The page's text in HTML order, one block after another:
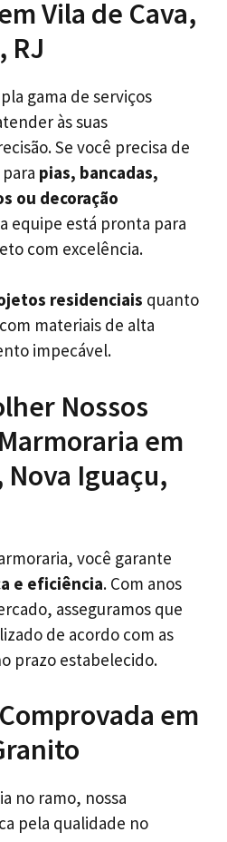
Vila de Cava,
RJ
gama de serviços
às suas
Se você precisa de
para pias, bancadas,
ou decoração
equipe está pronta para
com excelência.
residenciais quanto
materiais de alta
impecável.
Nossos
em
Nova Iguaçu,
você garante
e eficiência. Com anos
asseguramos que
de acordo com as
prazo estabelecido.
em
no ramo, nossa
pela qualidade no